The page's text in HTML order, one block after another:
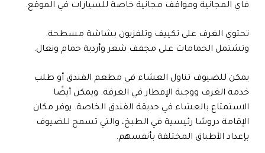
فاي المجانية ومواقف مجانية خاصة للسيارات في الموقع.
تحتوي الغرف على تكييف وتلفزيون بشاشة مسطحة.
وتشتمل الحمامات على مجفف شعر وأردية حمام ونعال.
يمكن للضيوف تناول العشاء في مطعم الفندق أو طلب
خدمة الغرف ووجبة الإفطار في الغرفة. ويمكن أيضًا
الاستمتاع بالعشاء في حديقة الفندق الخاصة. يوفر مكان
الإقامة دروسًا رئيسية في الطبخ، والتي تسمح للضيوف
بإعداد الأطباق المختلفة بأنفسهم.